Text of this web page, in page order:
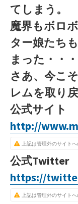
てしまう。
魔界もボロ
ター娘たち
まった・・・
さあ、今こ
レムを取り
公式サイト
http://
上記は管理外のサイト
公式Twitter
https://
上記は管理外のサイト